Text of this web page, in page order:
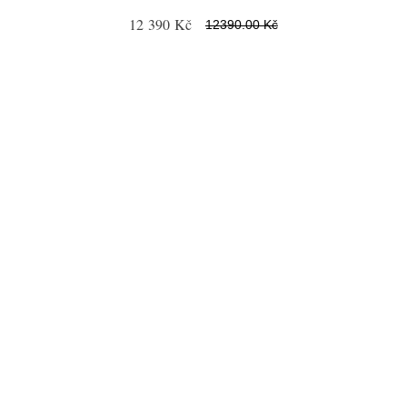
12 390 Kč 12390.00 Kč